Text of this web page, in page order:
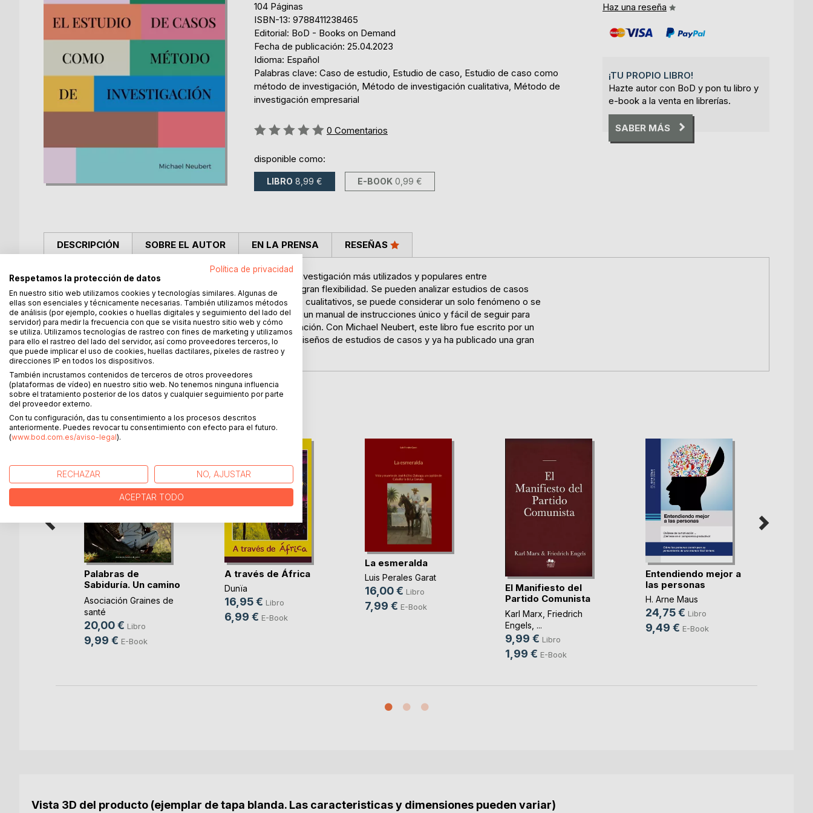
104 Páginas
ISBN-13: 9788411238465
Editorial: BoD - Books on Demand
Fecha de publicación: 25.04.2023
Idioma: Español
Palabras clave: Caso de estudio, Estudio de caso, Estudio de caso como
método de investigación, Método de investigación cualitativa, Método de
investigación empresarial
Rating:
0 Comentarios
disponible como:
LIBRO 8,99 € E-BOOK 0,99 €
Haz una reseña
¡TU PROPIO LIBRO!
Hazte autor con BoD y pon tu libro y
e-book a la venta en librerías.
SABER MÁS
DESCRIPCIÓN
El diseño de estudio de caso es uno de los métodos de investigación más utilizados y populares entre
investigadores y profesionales. Una de las razones es su gran flexibilidad. Se pueden analizar estudios de casos
únicos o múltiples, se pueden utilizar datos cuantitativos o cualitativos, se puede considerar un solo fenómeno o se
puede desarrollar una nueva teoría. Este libro proporciona un manual de instrucciones único y fácil de seguir para
aprovechar todo el potencial de este método de investigación. Con Michael Neubert, este libro fue escrito por un
investigador que tiene muchos años de experiencia con diseños de estudios de casos y ya ha publicado una gran
cantidad de libros y artículos científicos.
SOBRE EL AUTOR EN LA PRENSA RESEÑAS
MÁS TÍTULOS DEBoD
Palabras de
Sabiduría. Un camino
p(...)
Asociación Graines de
santé
20,00 € Libro
9,99 € E-Book
A través de África
Dunïa
16,95 € Libro
6,99 € E-Book
La esmeralda
Luis Perales Garat
16,00 € Libro
7,99 € E-Book
El Manifiesto del
Partido Comunista
Karl Marx Friedrich
Engels , ...
9,99 € Libro
1,99 € E-Book
Entendiendo mejor a
las personas
H. Arne Maus
24,75 € Libro
9,49 € E-Book
Vista 3D del producto (ejemplar de tapa blanda. Las caracteristicas y dimensiones pueden variar)
Política de privacidad
Respetamos la protección de datos
En nuestro sitio web utilizamos cookies y tecnologías similares. Algunas de
ellas son esenciales y técnicamente necesarias. También utilizamos métodos
de análisis (por ejemplo, cookies o huellas digitales y seguimiento del lado del
servidor) para medir la frecuencia con que se visita nuestro sitio web y cómo
se utiliza. Utilizamos tecnologías de rastreo con fines de marketing y utilizamos
para ello el rastreo del lado del servidor, así como proveedores terceros, lo
que puede implicar el uso de cookies, huellas dactilares, píxeles de rastreo y
direcciones IP en todos los dispositivos.
También incrustamos contenidos de terceros de otros proveedores
(plataformas de vídeo) en nuestro sitio web. No tenemos ninguna influencia
sobre el tratamiento posterior de los datos y cualquier seguimiento por parte
del proveedor externo.
Con tu configuración, das tu consentimiento a los procesos descritos
anteriormente. Puedes revocar tu consentimiento con efecto para el futuro.
(www.bod.com.es/aviso-legal).
RECHAZAR NO, AJUSTAR
ACEPTAR TODO